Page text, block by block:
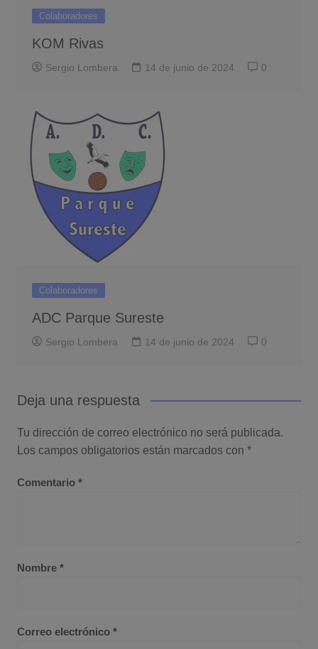
Colaboradores
KOM Rivas
Sergio Lombera 14 de junio de 2024 0
Colaboradores
ADC Parque Sureste
Sergio Lombera 14 de junio de 2024 0
Deja una respuesta
Tu dirección de correo electrónico no será publicada.
Los campos obligatorios están marcados con *
Comentario *
Nombre *
Correo electrónico *